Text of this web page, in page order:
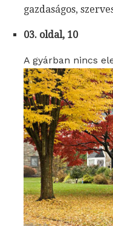
gazdaságos,
03. oldal, 10
A gyárban nincs